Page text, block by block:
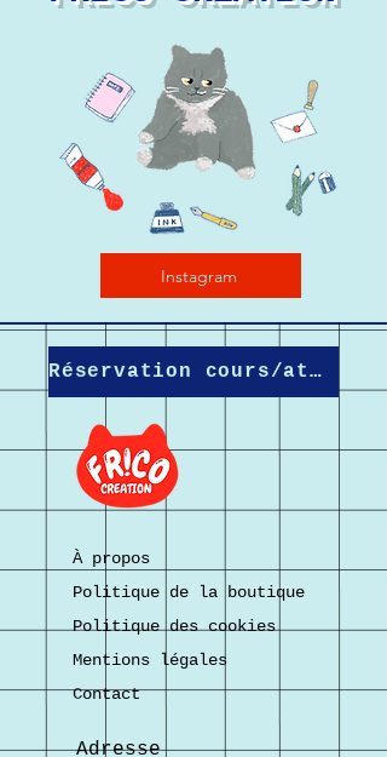
Instagram
Réservation cours/atelier
À propos
Politique de la boutique
Politique des cookies
Mentions légales
Contact
Adresse